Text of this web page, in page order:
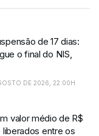
de 17 dias:
o final do NIS,
DE 2026, 22:00H
valor médio de R$
liberados entre os